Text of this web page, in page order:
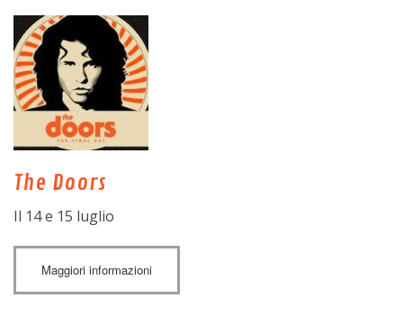
The Doors
Il 14 e 15 luglio
Maggiori informazioni